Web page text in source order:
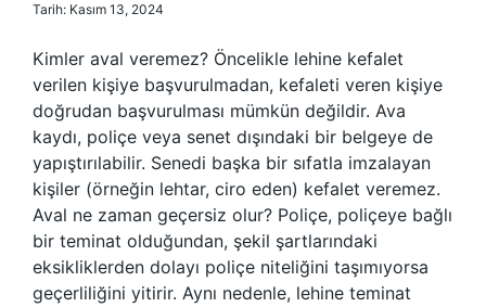
Tarih: Kasım 13, 2024
Kimler aval veremez? Öncelikle lehine kefalet
verilen kişiye başvurulmadan, kefaleti veren kişiye
doğrudan başvurulması mümkün değildir. Ava
kaydı, poliçe veya senet dışındaki bir belgeye de
yapıştırılabilir. Senedi başka bir sıfatla imzalayan
kişiler (örneğin lehtar, ciro eden) kefalet veremez.
Aval ne zaman geçersiz olur? Poliçe, poliçeye bağlı
bir teminat olduğundan, şekil şartlarındaki
eksikliklerden dolayı poliçe niteliğini taşımıyorsa
geçerliliğini yitirir. Aynı nedenle, lehine teminat